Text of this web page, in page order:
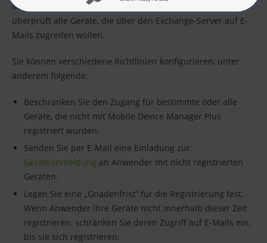
ManageEngine-Software registriert wurden. Diese Funktion
überprüft alle Geräte, die über den Exchange-Server auf E-
Mails zugreifen wollen.
Sie können verschiedene Richtlinien konfigurieren, unter
anderem folgende:
Beschränken Sie den Zugang für bestimmte oder alle
Geräte, die nicht mit Mobile Device Manager Plus
registriert wurden.
Senden Sie per E-Mail eine Einladung zur
Geräteanmeldung an Anwender mit nicht registrierten
Geräten.
Legen Sie eine „Gnadenfrist“ für die Registrierung fest.
Wenn Anwender ihre Geräte nicht innerhalb dieser Zeit
registrieren, schränken Sie deren Zugriff auf E-Mails ein,
bis sie sich registrieren.